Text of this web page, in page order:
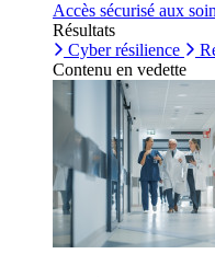
Accès sécurisé aux
Résultats
Cyber résilience
Contenu en vedette